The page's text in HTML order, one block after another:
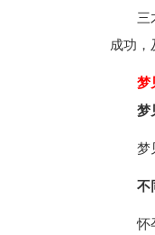
三
成功，
梦见
梦
梦
不
怀